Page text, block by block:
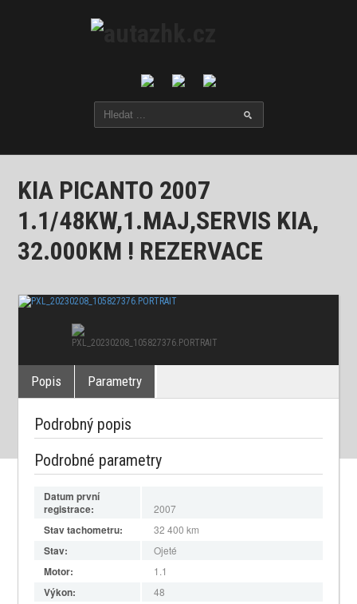
KIA PICANTO 2007
1.1/48KW,1.MAJ,SERVIS KIA,
32.000KM ! REZERVACE
Popis Parametry
Podrobný popis
Podrobné parametry
Datum první
registrace:
2007
Stav tachometru: 32 400 km
Stav: Ojeté
Motor: 1.1
Výkon: 48